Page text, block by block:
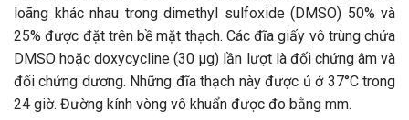
loãng khác nhau trong dimethyl sulfoxide (DMSO) 50% và
25% được đặt trên bề mặt thạch. Các đĩa giấy vô trùng chứa
DMSO hoặc doxycycline (30 µg) lần lượt là đối chứng âm và
đối chứng dương. Những đĩa thạch này được ủ ở 37°C trong
24 giờ. Đường kính vòng vô khuẩn được đo bằng mm.